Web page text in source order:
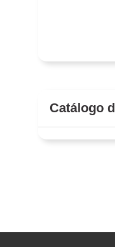
Catálogo